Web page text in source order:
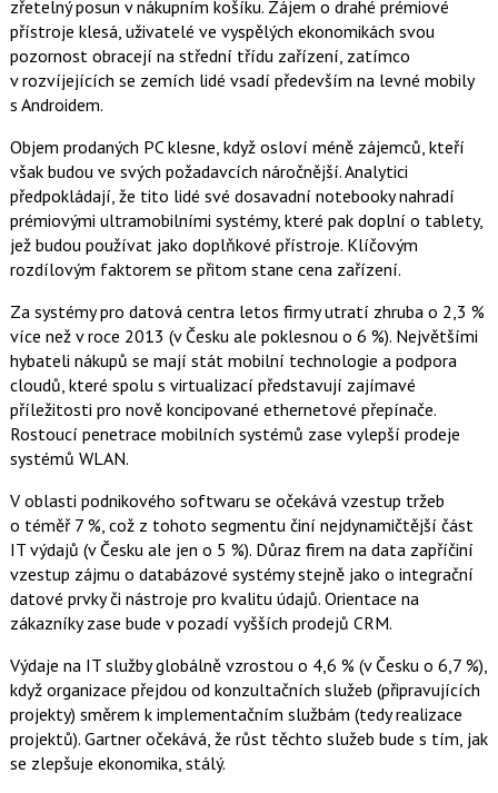
zřetelný posun v nákupním košíku. Zájem o drahé prémiové
přístroje klesá, uživatelé ve vyspělých ekonomikách svou
pozornost obracejí na střední třídu zařízení, zatímco
v rozvíjejících se zemích lidé vsadí především na levné mobily
s Androidem.
Objem prodaných PC klesne, když osloví méně zájemců, kteří
však budou ve svých požadavcích náročnější. Analytici
předpokládají, že tito lidé své dosavadní notebooky nahradí
prémiovými ultramobilními systémy, které pak doplní o tablety,
jež budou používat jako doplňkové přístroje. Klíčovým
rozdílovým faktorem se přitom stane cena zařízení.
Za systémy pro datová centra letos firmy utratí zhruba o 2,3 %
více než v roce 2013 (v Česku ale poklesnou o 6 %). Největšími
hybateli nákupů se mají stát mobilní technologie a podpora
cloudů, které spolu s virtualizací představují zajímavé
příležitosti pro nově koncipované ethernetové přepínače.
Rostoucí penetrace mobilních systémů zase vylepší prodeje
systémů WLAN.
V oblasti podnikového softwaru se očekává vzestup tržeb
o téměř 7 %, což z tohoto segmentu činí nejdynamičtější část
IT výdajů (v Česku ale jen o 5 %). Důraz firem na data zapříčiní
vzestup zájmu o databázové systémy stejně jako o integrační
datové prvky či nástroje pro kvalitu údajů. Orientace na
zákazníky zase bude v pozadí vyšších prodejů CRM.
Výdaje na IT služby globálně vzrostou o 4,6 % (v Česku o 6,7 %),
když organizace přejdou od konzultačních služeb (připravujících
projekty) směrem k implementačním službám (tedy realizace
projektů). Gartner očekává, že růst těchto služeb bude s tím, jak
se zlepšuje ekonomika, stálý.